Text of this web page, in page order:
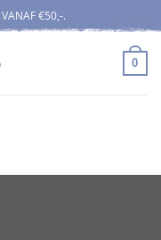
VANAF €50,-.
0